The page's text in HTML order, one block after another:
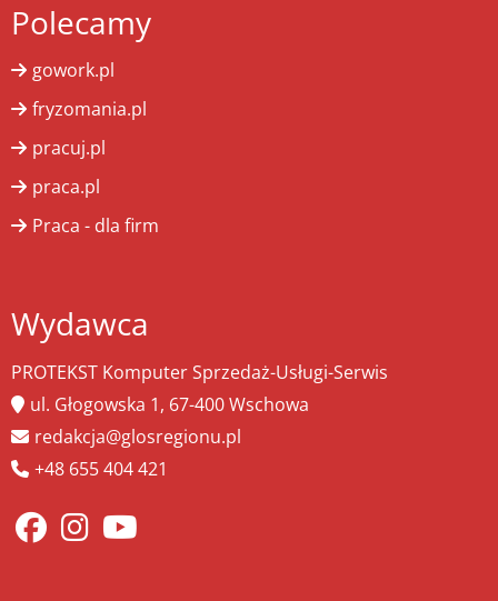
Polecamy
gowork.pl
fryzomania.pl
pracuj.pl
praca.pl
Praca - dla firm
Wydawca
PROTEKST Komputer Sprzedaż-Usługi-Serwis
ul. Głogowska 1, 67-400 Wschowa
redakcja@glosregionu.pl
+48 655 404 421